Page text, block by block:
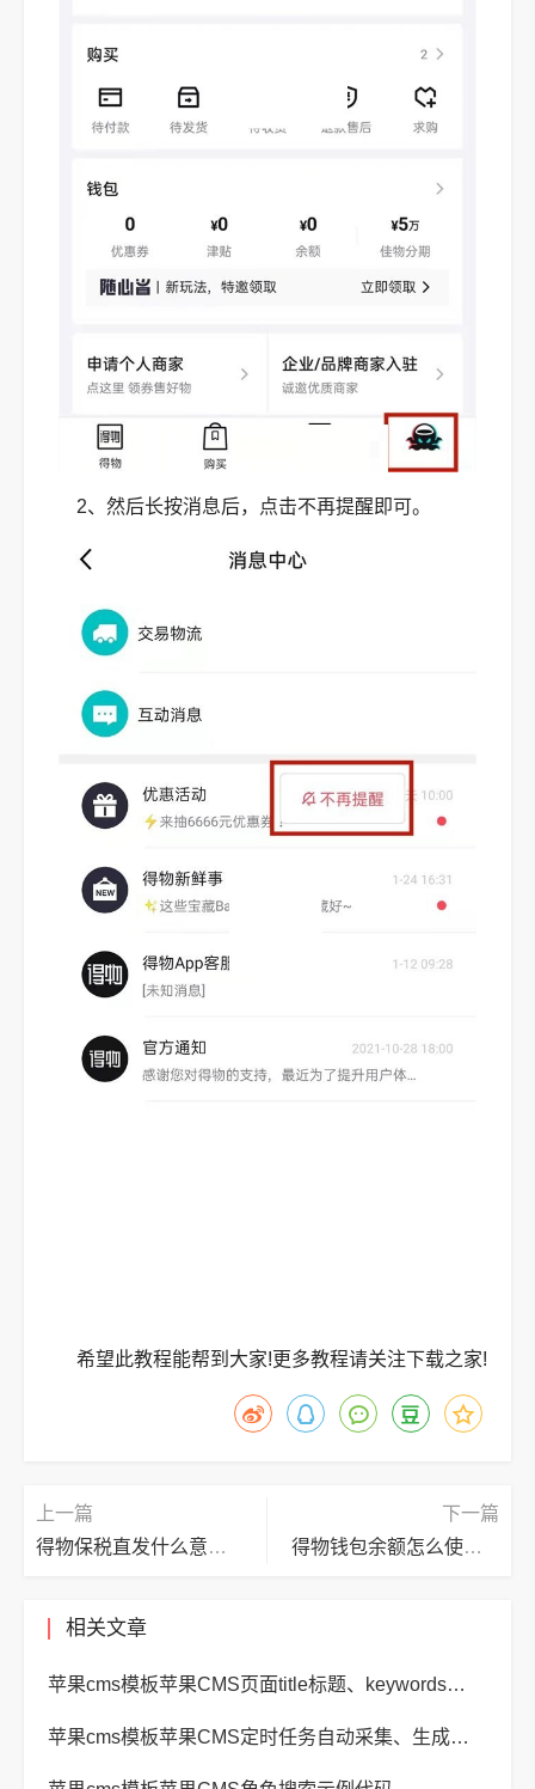
2、然后长按消息后，点击不再提醒即可。
希望此教程能帮到大家!更多教程请关注下载之家!
上一篇
得物保税直发什么意思?得物保税直发意思介绍
下一篇
得物钱包余额怎么使用?得物钱包余额使用方法
相关文章
苹果cms模板苹果CMS页面title标题、keywords关键词、description描述SEO优化
苹果cms模板苹果CMS定时任务自动采集、生成、推送